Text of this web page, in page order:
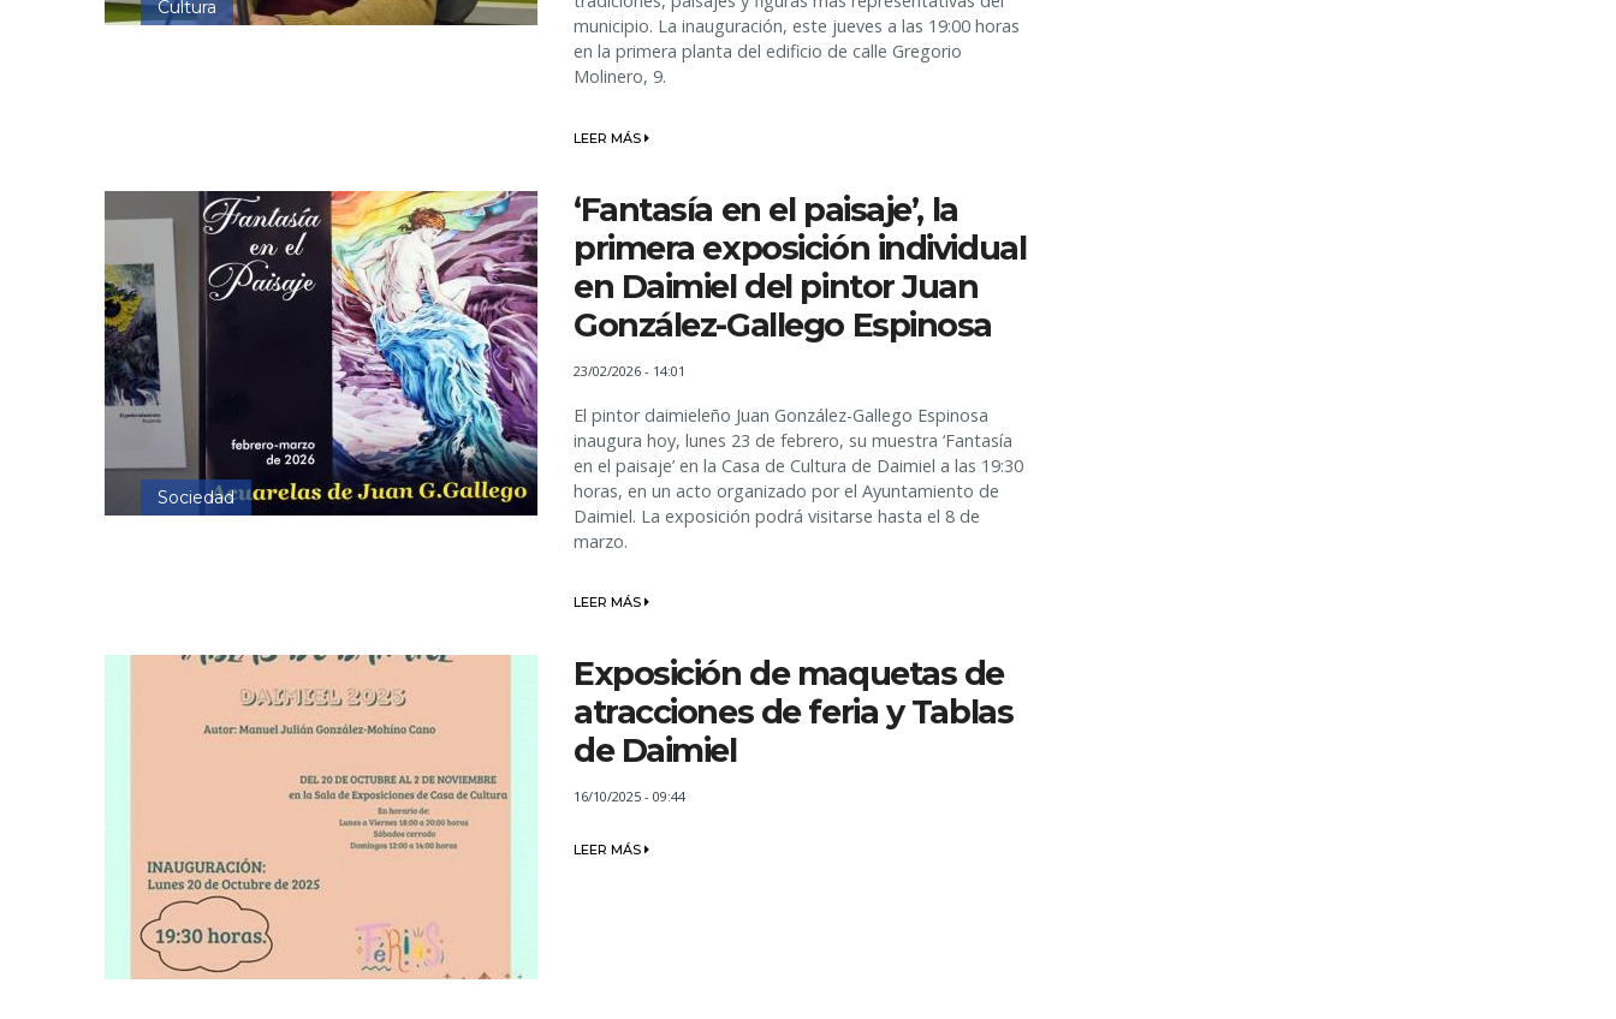
Cultura
municipio. La inauguración, este jueves a las 19:00 horas
en la primera planta del edificio de calle Gregorio
Molinero, 9.
LEER MÁS
Sociedad
‘Fantasía en el paisaje’, la
primera exposición individual
en Daimiel del pintor Juan
González-Gallego Espinosa
23/02/2026 - 14:01
El pintor daimieleño Juan González-Gallego Espinosa
inaugura hoy, lunes 23 de febrero, su muestra ‘Fantasía
en el paisaje’ en la Casa de Cultura de Daimiel a las 19:30
horas, en un acto organizado por el Ayuntamiento de
Daimiel. La exposición podrá visitarse hasta el 8 de
marzo.
LEER MÁS
Exposición de maquetas de
atracciones de feria y Tablas
de Daimiel
16/10/2025 - 09:44
LEER MÁS